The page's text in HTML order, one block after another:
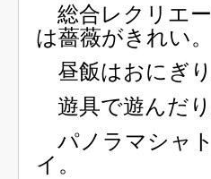
総合レクリエ
は薔薇がきれい。
昼飯はおにぎり
遊具で遊んだり
パノラマシャ
イ。